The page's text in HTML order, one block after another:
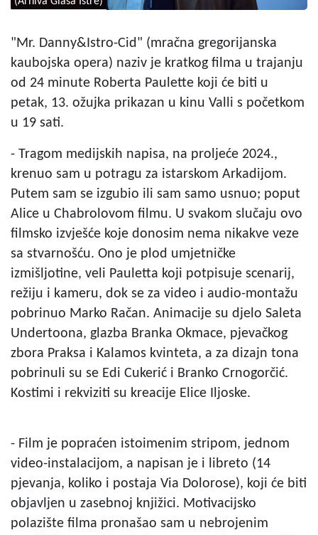
"Mr. Danny&Istro-Cid" (mračna gregorijanska
kaubojska opera) naziv je kratkog filma u trajanju
od 24 minute Roberta Paulette koji će biti u
petak, 13. ožujka prikazan u kinu Valli s početkom
u 19 sati.
- Tragom medijskih napisa, na proljeće 2024.,
krenuo sam u potragu za istarskom Arkadijom.
Putem sam se izgubio ili sam samo usnuo; poput
Alice u Chabrolovom filmu. U svakom slučaju ovo
filmsko izvješće koje donosim nema nikakve veze
sa stvarnošću. Ono je plod umjetničke
izmišljotine, veli Pauletta koji potpisuje scenarij,
režiju i kameru, dok se za video i audio-montažu
pobrinuo Marko Račan. Animacije su djelo Saleta
Undertoona, glazba Branka Okmace, pjevačkog
zbora Praksa i Kalamos kvinteta, a za dizajn tona
pobrinuli su se Edi Cukerić i Branko Crnogorčić.
Kostimi i rekviziti su kreacije Elice Iljoske.
- Film je popraćen istoimenim stripom, jednom
video-instalacijom, a napisan je i libreto (14
pjevanja, koliko i postaja Via Dolorose), koji će biti
objavljen u zasebnoj knjižici. Motivacijsko
polazište filma pronašao sam u nebrojenim